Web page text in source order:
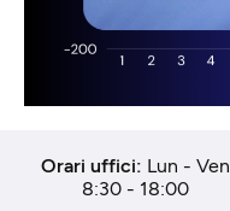
Orari uffici: Lun - Ven
8:30 - 18:00